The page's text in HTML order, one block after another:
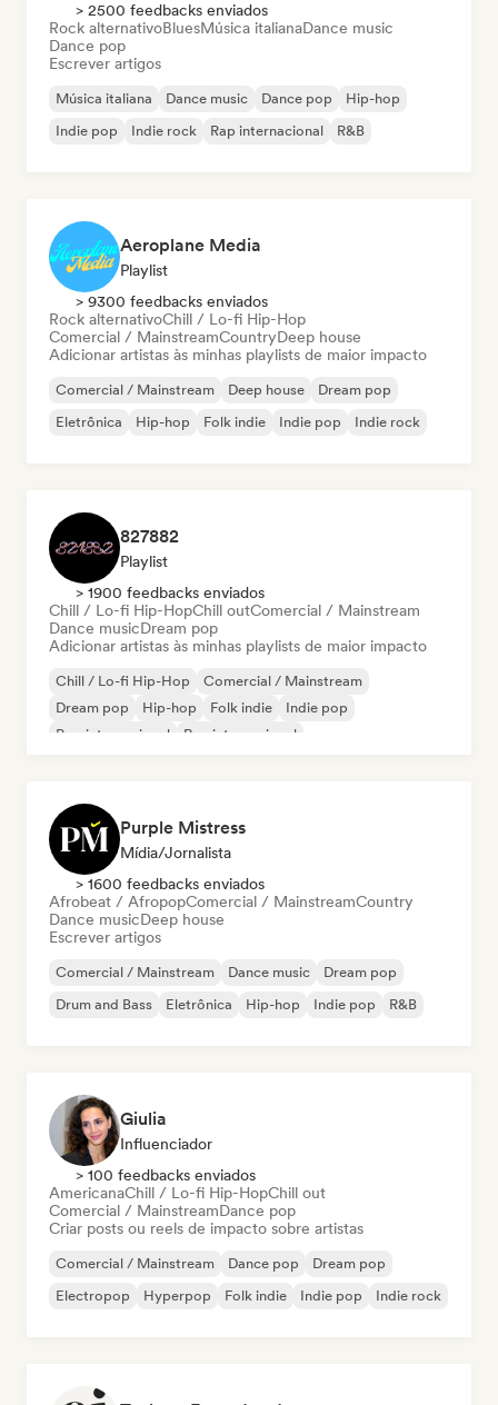
> 2500 feedbacks enviados
Rock alternativoBluesMúsica italianaDance music
Dance pop
Escrever artigos
Música italiana Dance music Dance pop
Hip-hop
Indie pop
Indie rock Rap internacional R&B
Aeroplane Media
Playlist
> 9300 feedbacks enviados
Rock alternativoChill / Lo-fi Hip-Hop
Comercial / MainstreamCountryDeep house
Adicionar artistas às minhas playlists de maior impacto
Comercial / Mainstream Deep house
Dream pop
Eletrônica
Hip-hop Folk indie Indie pop Indie rock
827882
Playlist
> 1900 feedbacks enviados
Chill / Lo-fi Hip-HopChill outComercial / Mainstream
Dance musicDream pop
Adicionar artistas às minhas playlists de maior impacto
Chill / Lo-fi Hip-Hop
Comercial / Mainstream
Dream pop
Hip-hop Folk indie
Indie pop
Pop internacional
Rap internacional
Purple Mistress
Mídia/Jornalista
> 1600 feedbacks enviados
Afrobeat / AfropopComercial / MainstreamCountry
Dance musicDeep house
Escrever artigos
Comercial / Mainstream Dance music
Dream pop
Drum and Bass
Eletrônica Hip-hop Indie pop R&B
Giulia
Influenciador
> 100 feedbacks enviados
AmericanaChill / Lo-fi Hip-HopChill out
Comercial / MainstreamDance pop
Criar posts ou reels de impacto sobre artistas
Comercial / Mainstream Dance pop
Dream pop
Electropop
Hyperpop Folk indie Indie pop Indie rock